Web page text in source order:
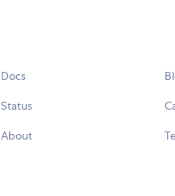
Docs
Status
About